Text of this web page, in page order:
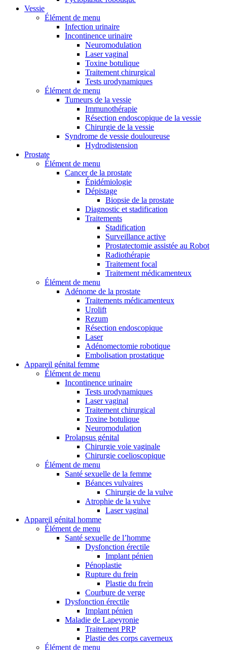
Vessie
Élément de menu
Infection urinaire
Incontinence urinaire
Neuromodulation
Laser vaginal
Toxine botulique
Traitement chirurgical
Tests urodynamiques
Élément de menu
Tumeurs de la vessie
Immunothérapie
Résection endoscopique de la vessie
Chirurgie de la vessie
Syndrome de vessie douloureuse
Hydrodistension
Prostate
Élément de menu
Cancer de la prostate
Épidémiologie
Dépistage
Biopsie de la prostate
Diagnostic et stadification
Traitements
Stadification
Surveillance active
Prostatectomie assistée au Robot
Radiothérapie
Traitement focal
Traitement médicamenteux
Élément de menu
Adénome de la prostate
Traitements médicamenteux
Urolift
Rezum
Résection endoscopique
Laser
Adénomectomie robotique
Embolisation prostatique
Appareil génital femme
Élément de menu
Incontinence urinaire
Tests urodynamiques
Laser vaginal
Traitement chirurgical
Toxine botulique
Neuromodulation
Prolapsus génital
Chirurgie voie vaginale
Chirurgie coelioscopique
Élément de menu
Santé sexuelle de la femme
Béances vulvaires
Chirurgie de la vulve
Atrophie de la vulve
Laser vaginal
Appareil génital homme
Élément de menu
Santé sexuelle de l’homme
Dysfonction érectile
Implant pénien
Pénoplastie
Rupture du frein
Plastie du frein
Courbure de verge
Dysfonction érectile
Implant pénien
Maladie de Lapeyronie
Traitement PRP
Plastie des corps caverneux
Élément de menu